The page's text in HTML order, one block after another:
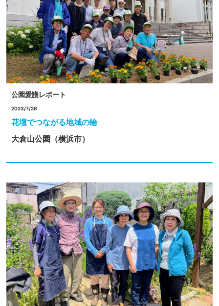
公園愛護レポート
2023/7/26
花壇でつながる地域の輪
大倉山公園（横浜市）